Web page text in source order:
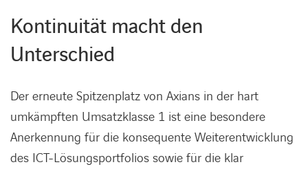
Kontinuität macht den
Unterschied
Der erneute Spitzenplatz von Axians in der hart
umkämpften Umsatzklasse 1 ist eine besondere
Anerkennung für die konsequente Weiterentwicklung
des ICT-Lösungsportfolios sowie für die klar